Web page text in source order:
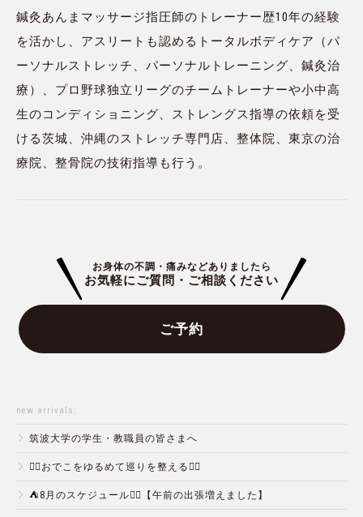
鍼灸あんまマッサージ指圧師のトレーナー歴10年の経験
を活かし、アスリートも認めるトータルボディケア（パ
ーソナルストレッチ、パーソナルトレーニング、鍼灸治
療）、プロ野球独立リーグのチームトレーナーや小中高
生のコンディショニング、ストレングス指導の依頼を受
ける茨城、沖縄のストレッチ専門店、整体院、東京の治
療院、整骨院の技術指導も行う。
お身体の不調・痛みなどありましたら
お気軽にご質問・ご相談ください
ご予約
new arrivals:
筑波大学の学生・教職員の皆さまへ
💆‍♀️おでこをゆるめて巡りを整える💆‍♂️
⛺️8月のスケジュール🏄‍♂️【午前の出張増えました】